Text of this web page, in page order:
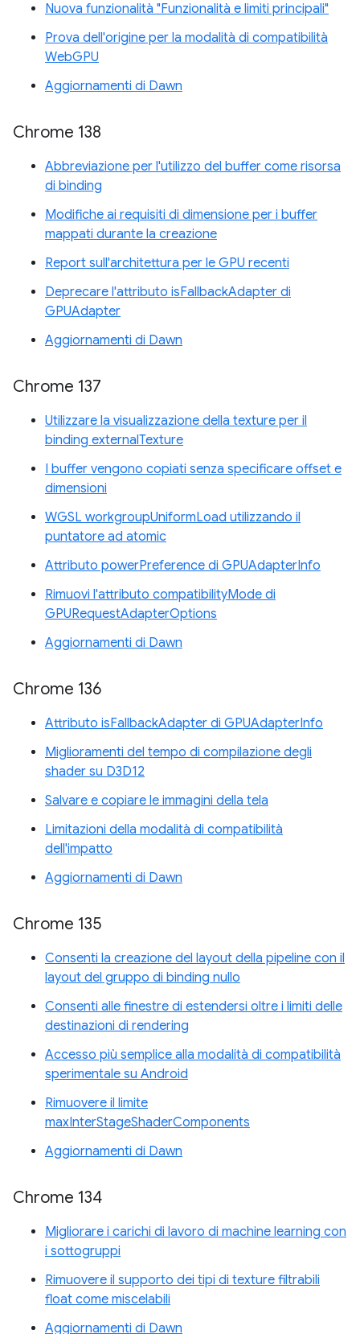
Nuova funzionalità "Funzionalità e limiti principali"
Prova dell'origine per la modalità di compatibilità
WebGPU
Aggiornamenti di Dawn
Chrome 138
Abbreviazione per l'utilizzo del buffer come risorsa
di binding
Modifiche ai requisiti di dimensione per i buffer
mappati durante la creazione
Report sull'architettura per le GPU recenti
Deprecare l'attributo isFallbackAdapter di
GPUAdapter
Aggiornamenti di Dawn
Chrome 137
Utilizzare la visualizzazione della texture per il
binding externalTexture
I buffer vengono copiati senza specificare offset e
dimensioni
WGSL workgroupUniformLoad utilizzando il
puntatore ad atomic
Attributo powerPreference di GPUAdapterInfo
Rimuovi l'attributo compatibilityMode di
GPURequestAdapterOptions
Aggiornamenti di Dawn
Chrome 136
Attributo isFallbackAdapter di GPUAdapterInfo
Miglioramenti del tempo di compilazione degli
shader su D3D12
Salvare e copiare le immagini della tela
Limitazioni della modalità di compatibilità
dell'impatto
Aggiornamenti di Dawn
Chrome 135
Consenti la creazione del layout della pipeline con il
layout del gruppo di binding nullo
Consenti alle finestre di estendersi oltre i limiti delle
destinazioni di rendering
Accesso più semplice alla modalità di compatibilità
sperimentale su Android
Rimuovere il limite
maxInterStageShaderComponents
Aggiornamenti di Dawn
Chrome 134
Migliorare i carichi di lavoro di machine learning con
i sottogruppi
Rimuovere il supporto dei tipi di texture filtrabili
float come miscelabili
Aggiornamenti di Dawn